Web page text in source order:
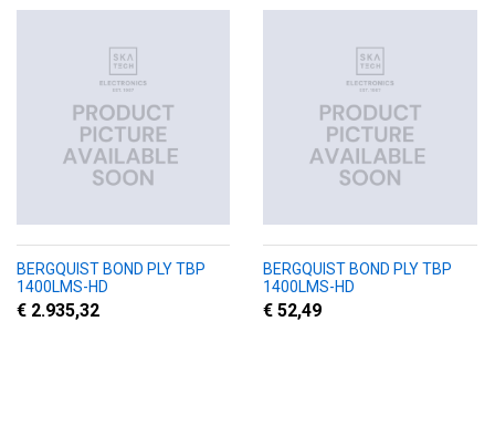
BERGQUIST BOND PLY TBP
1400LMS-HD
€ 2.935,32
BERGQUIST BOND PLY TBP
1400LMS-HD
€ 52,49